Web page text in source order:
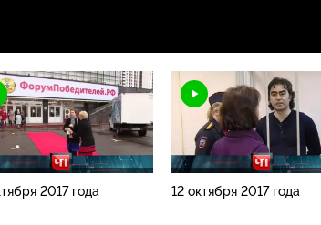
2017 года 12 октября 2017 года